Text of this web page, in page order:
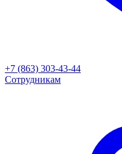
+7 (863) 303-43-44
Сотрудникам